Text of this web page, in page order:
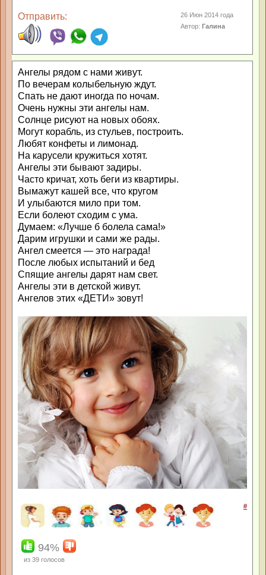
Отправить:
26 Июн 2014 года
Автор:Галина
Ангелы рядом с нами живут.
По вечерам колыбельную ждут.
Спать не дают иногда по ночам.
Очень нужны эти ангелы нам.
Солнце рисуют на новых обоях.
Могут корабль, из стульев, построить.
Любят конфеты и лимонад.
На карусели кружиться хотят.
Ангелы эти бывают задиры.
Часто кричат, хоть беги из квартиры.
Вымажут кашей все, что кругом
И улыбаются мило при том.
Если болеют сходим с ума.
Думаем: «Лучше б болела сама!»
Дарим игрушки и сами же рады.
Ангел смеется — это награда!
После любых испытаний и бед
Спящие ангелы дарят нам свет.
Ангелы эти в детской живут.
Ангелов этих «ДЕТИ» зовут!
#
94%
из 39 голосов